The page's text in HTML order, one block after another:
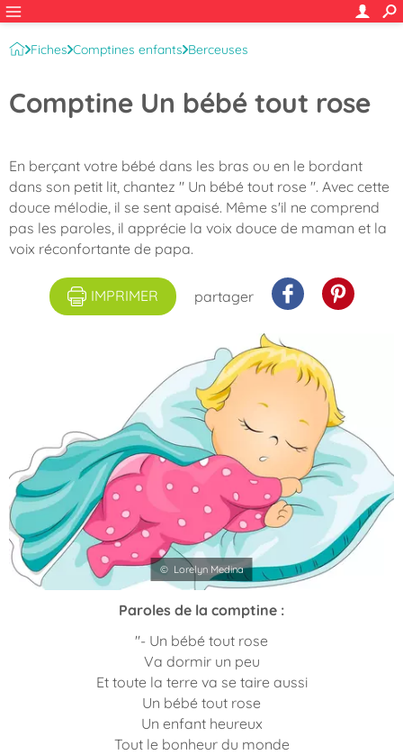
Fiches Comptines enfants Berceuses
Comptine Un bébé tout rose
En berçant votre bébé dans les bras ou en le bordant
dans son petit lit, chantez " Un bébé tout rose ". Avec cette
douce mélodie, il se sent apaisé. Même s'il ne comprend
pas les paroles, il apprécie la voix douce de maman et la
voix réconfortante de papa.
IMPRIMER partager
© Lorelyn Medina
Paroles de la comptine :
"- Un bébé tout rose
Va dormir un peu
Et toute la terre va se taire aussi
Un bébé tout rose
Un enfant heureux
Tout le bonheur du monde